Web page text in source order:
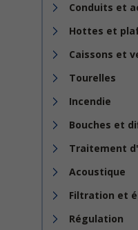
Conduits et
Hottes et
Caissons et
Tourelles
Incendie
Bouches et
Traitement
Acoustique
Filtration et
Régulation